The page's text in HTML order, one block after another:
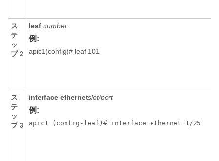
ス
テ
ッ
プ 2
leaf number
例:
apic1(config)# leaf 101
ス
テ
ッ
プ 3
interface ethernetslot/port
例:
apic1 (config-leaf)# interface ethernet 1/25